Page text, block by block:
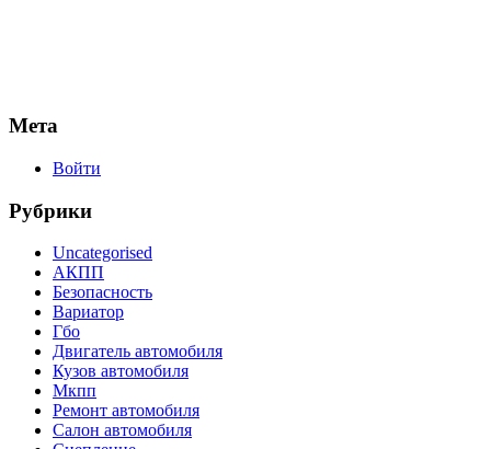
Мета
Войти
Рубрики
Uncategorised
АКПП
Безопасность
Вариатор
Гбо
Двигатель автомобиля
Кузов автомобиля
Мкпп
Ремонт автомобиля
Салон автомобиля